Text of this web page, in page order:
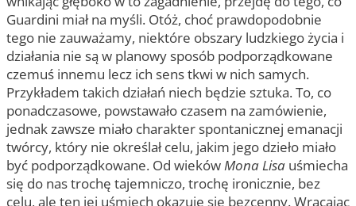
Guardini miał na myśli. Otóż, choć prawdopodobnie
tego nie zauważamy, niektóre obszary ludzkiego życia i
działania nie są w planowy sposób podporządkowane
czemuś innemu lecz ich sens tkwi w nich samych.
Przykładem takich działań niech będzie sztuka. To, co
ponadczasowe, powstawało czasem na zamówienie,
jednak zawsze miało charakter spontanicznej emanacji
twórcy, który nie określał celu, jakim jego dzieło miało
być podporządkowane. Od wiekówMona Lisa uśmiecha
się do nas trochę tajemniczo, trochę ironicznie, bez
celu, ale ten jej uśmiech okazuje się bezcenny. Wracając